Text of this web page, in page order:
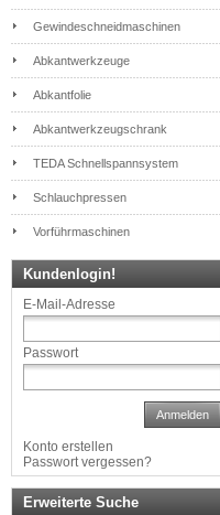
Gewindeschneidmaschinen
Abkantwerkzeuge
Abkantfolie
Abkantwerkzeugschrank
TEDA Schnellspannsystem
Schlauchpressen
Vorführmaschinen
Kundenlogin!
E-Mail-Adresse
Passwort
Anmelden
Konto erstellen
Passwort vergessen?
Erweiterte Suche